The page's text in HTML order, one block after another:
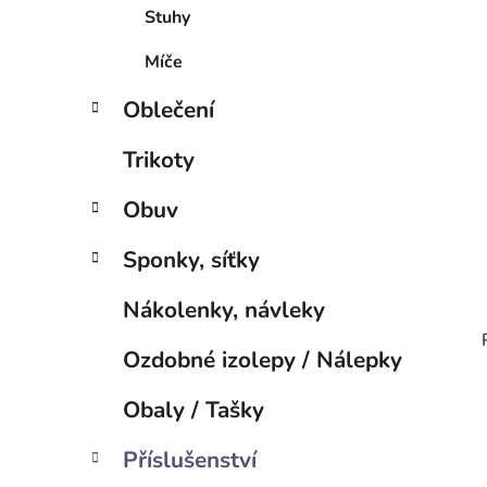
e
Stuhy
Míče
Oblečení
Trikoty
Obuv
Sponky, síťky
Nákolenky, návleky
Ozdobné izolepy / Nálepky
Obaly / Tašky
Příslušenství